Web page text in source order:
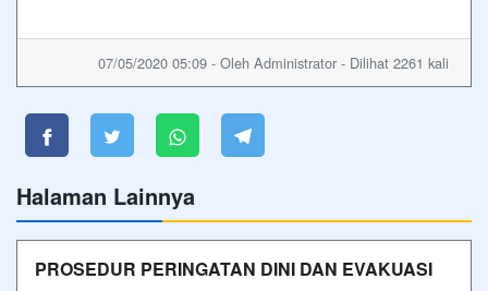
07/05/2020 05:09 - Oleh Administrator - Dilihat 2261 kali
Halaman Lainnya
PROSEDUR PERINGATAN DINI DAN EVAKUASI